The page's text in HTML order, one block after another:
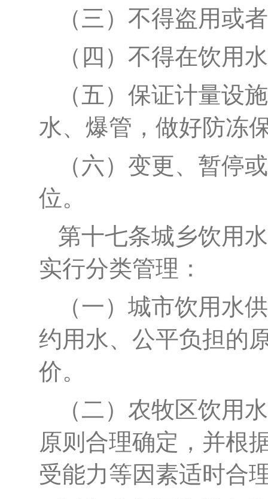
（三）不得盗用或
（四）不得在饮用
（五）保证计量设
水、爆管，做好防冻
（六）变更、暂停
位。
第十七条城乡饮用水
实行分类管理：
（一） 城市饮用水
约用水、公平负担的
价。
（二）农牧区饮用
原则 合理确定，并根
受能力等因素适时合